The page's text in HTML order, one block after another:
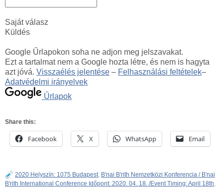
Saját válasz
Küldés
Google Űrlapokon soha ne adjon meg jelszavakat.
Ezt a tartalmat nem a Google hozta létre, és nem is hagyta
azt jóvá. Visszaélés jelentése – Felhasználási feltételek–
Adatvédelmi irányelvek
Űrlapok
Share this:
Facebook X WhatsApp Email
2020 Helyszín: 1075 Budapest, B'nai B'rith Nemzetközi Konferencia / B'nai
B'rith International Conference Időpont: 2020. 04. 18. /Event Timing: April 18th,